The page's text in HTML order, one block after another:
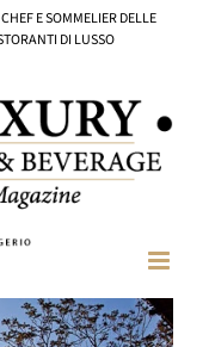
E SOMMELIER DELLE
DI LUSSO